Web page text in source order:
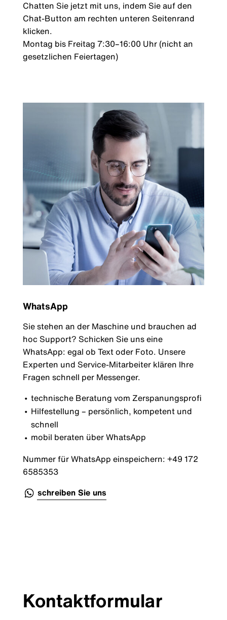
Chatten Sie jetzt mit uns, indem Sie auf den
Chat-Button am rechten unteren Seitenrand
klicken.
Montag bis Freitag 7:30–16:00 Uhr (nicht an
gesetzlichen Feiertagen)
WhatsApp
Sie stehen an der Maschine und brauchen ad
hoc Support? Schicken Sie uns eine
WhatsApp: egal ob Text oder Foto. Unsere
Experten und Service-Mitarbeiter klären Ihre
Fragen schnell per Messenger.
technische Beratung vom Zerspanungsprofi
Hilfestellung – persönlich, kompetent und
schnell
mobil beraten über WhatsApp
Nummer für WhatsApp einspeichern: +49 172
6585353
schreiben Sie uns
Kontaktformular